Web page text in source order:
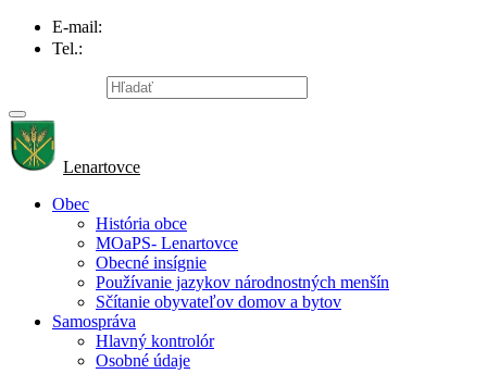
E-mail:
Tel.:
Lenartovce
Obec
História obce
MOaPS- Lenartovce
Obecné insígnie
Používanie jazykov národnostných menšín
Sčítanie obyvateľov domov a bytov
Samospráva
Hlavný kontrolór
Osobné údaje